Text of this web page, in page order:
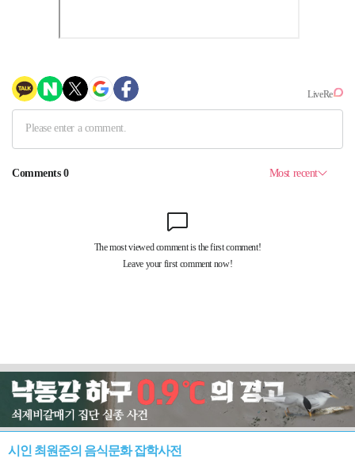
시인 최원준의 음식문화 잡학사전